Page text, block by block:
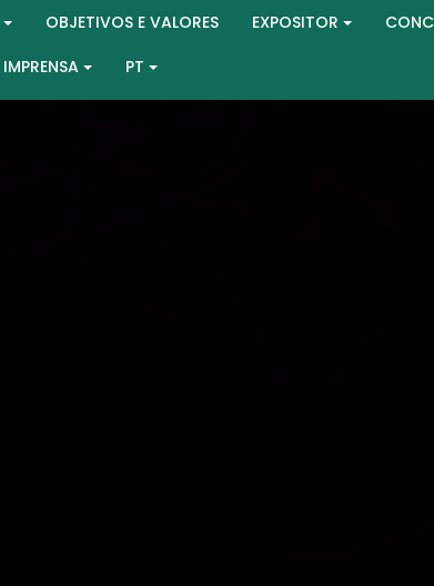
OBJETIVOS E VALORES EXPOSITOR
IMPRENSA PT